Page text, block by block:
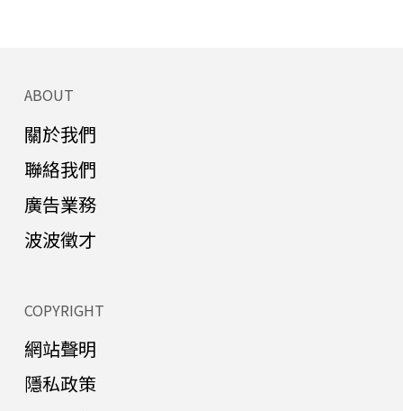
ABOUT
關於我們
聯絡我們
廣告業務
波波徵才
COPYRIGHT
網站聲明
隱私政策